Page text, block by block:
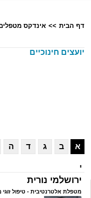
דף הבית >> אינדקס
יועצים חינוכיים
א ב ג ד ה
י
ירושלמי נורית
מטפלת אלטרנטיבית - טיפול